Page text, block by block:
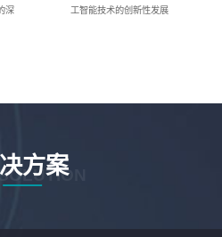
深
工智能技术的创新性发展
方案